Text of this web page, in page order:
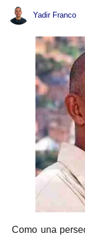
Yadir Franco
Como una